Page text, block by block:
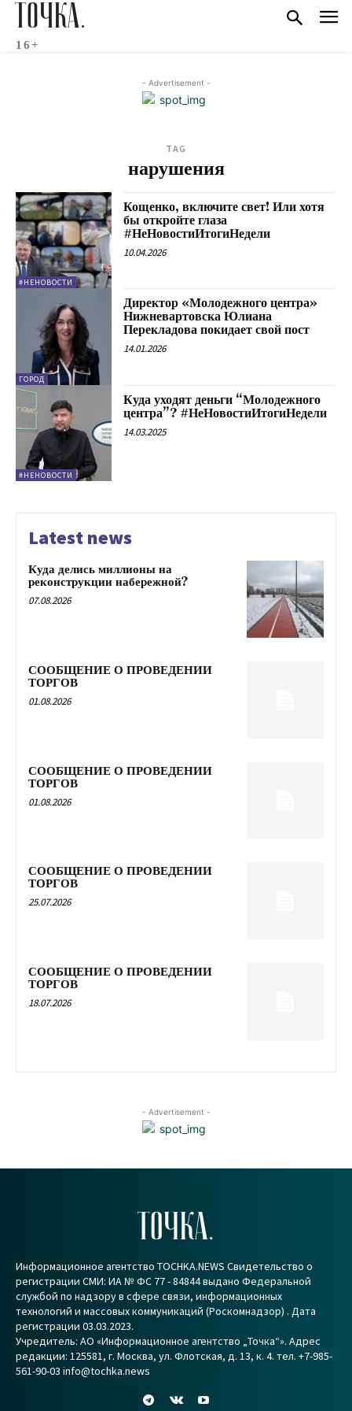
ТОЧКА.
16+
- Advertisement -
TAG
нарушения
#НЕНОВОСТИ
Кощенко, включите свет! Или хотя
бы откройте глаза
#НеНовостиИтогиНедели
10.04.2026
ГОРОД
Директор «Молодежного центра»
Нижневартовска Юлиана
Перекладова покидает свой пост
14.01.2026
#НЕНОВОСТИ
Куда уходят деньги “Молодежного
центра”? #НеНовостиИтогиНедели
14.03.2025
Latest news
Куда делись миллионы на
реконструкции набережной?
07.08.2026
СООБЩЕНИЕ О ПРОВЕДЕНИИ
ТОРГОВ
01.08.2026
СООБЩЕНИЕ О ПРОВЕДЕНИИ
ТОРГОВ
01.08.2026
СООБЩЕНИЕ О ПРОВЕДЕНИИ
ТОРГОВ
25.07.2026
СООБЩЕНИЕ О ПРОВЕДЕНИИ
ТОРГОВ
18.07.2026
- Advertisement -
ТОЧКА.
Информационное агентство TOCHKA.NEWS Свидетельство о
регистрации СМИ: ИА № ФС 77 - 84844 выдано Федеральной
службой по надзору в сфере связи, информационных
технологий и массовых коммуникаций (Роскомнадзор) . Дата
регистрации 03.03.2023.
Учредитель: АО «Информационное агентство „Точка“». Адрес
редакции: 125581, г. Москва, ул. Флотская, д. 13, к. 4. тел. +7-985-
561-90-03 info@tochka.news